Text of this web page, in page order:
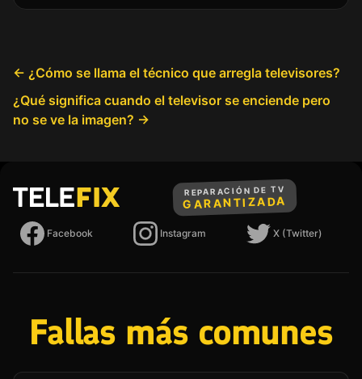
← ¿Cómo se llama el técnico que arregla televisores?
¿Qué significa cuando el televisor se enciende pero
no se ve la imagen? →
Telefix
REPARACIÓN DE TV
GARANTIZADA
Facebook Instagram X (Twitter)
Fallas más comunes